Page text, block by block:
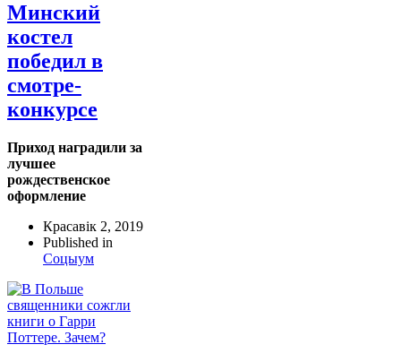
Минский
костел
победил в
смотре-
конкурсе
Приход наградили за
лучшее
рождественское
оформление
Красавік 2, 2019
Published in
Соцыум